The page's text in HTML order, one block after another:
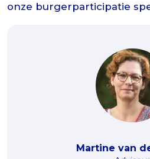
onze burgerparticipatie
Martine van